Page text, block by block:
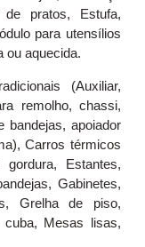
pratos, Estufa,
para utensílios
ou aquecida.
(Auxiliar,
remolho, chassi,
bandejas, apoiador
Carros térmicos
Estantes,
Gabinetes,
Grelha de piso,
Mesas lisas,